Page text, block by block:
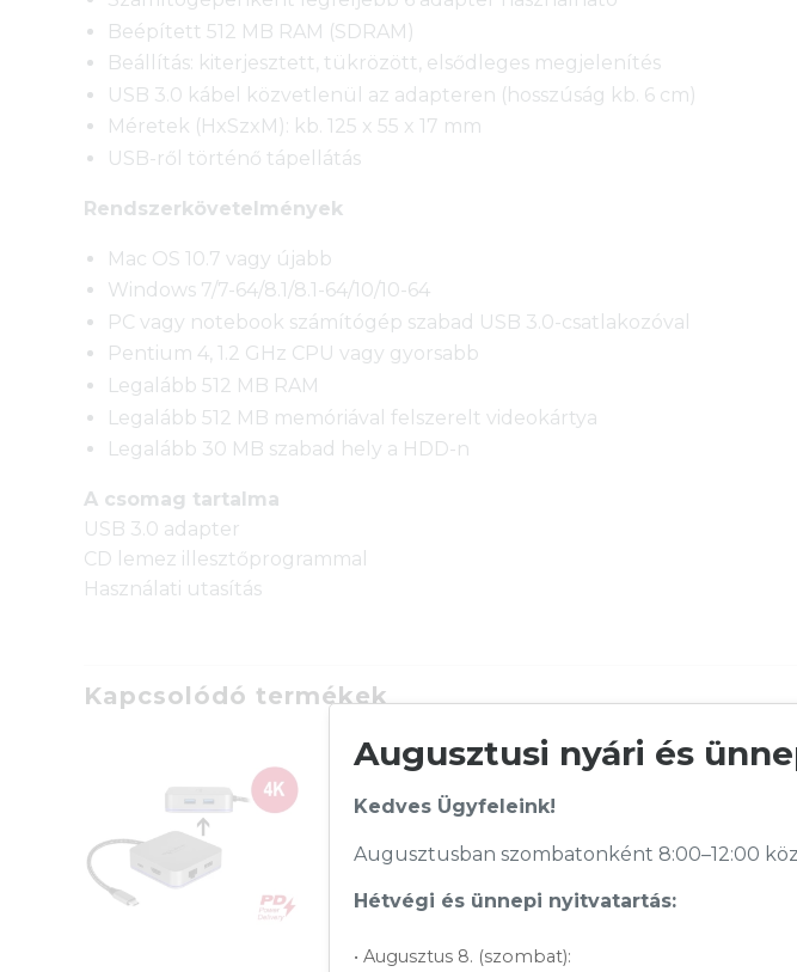
Beépített 512 MB RAM (SDRAM)
Beállítás: kiterjesztett, tükrözött, elsődleges megjelenítés
USB 3.0 kábel közvetlenül az adapteren (hosszúság kb. 6 cm)
Méretek (HxSzxM): kb. 125 x 55 x 17 mm
USB-ről történő tápellátás
Rendszerkövetelmények
Mac OS 10.7 vagy újabb
Windows 7/7-64/8.1/8.1-64/10/10-64
PC vagy notebook számítógép szabad USB 3.0-csatlakozóval
Pentium 4, 1.2 GHz CPU vagy gyorsabb
Legalább 512 MB RAM
Legalább 512 MB memóriával felszerelt videokártya
Legalább 30 MB szabad hely a HDD-n
A csomag tartalma
USB 3.0 adapter
CD lemez illesztőprogrammal
Használati utasítás
Kapcsolódó termékek
Augusztusi nyári és
Kedves Ügyfeleink!
Augusztusban szombatonként 8:00–12:00
Hétvégi és ünnepi nyitvatartás:
• Augusztus 8. (szombat):